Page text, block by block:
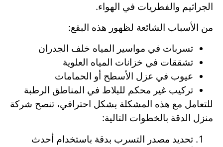
الجراثيم والفطريات في الهواء.
من الأسباب الشائعة لظهور هذه البقع:
تسربات في مواسير المياه خلف الجدران
تشققات في خزانات المياه العلوية
عيوب في عزل الأسطح أو الحمامات
تركيب غير محكم للبلاط في المناطق الرطبة
للتعامل مع هذه المشكلة بشكل احترافي، تنصح شركة
منزل الدقة بالخطوات التالية:
تحديد مصدر التسرب بدقة باستخدام أحدث